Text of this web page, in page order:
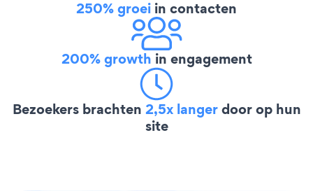
250% groei in contacten
200% growth in engagement
Bezoekers brachten 2,5x langerdoor op hun
site